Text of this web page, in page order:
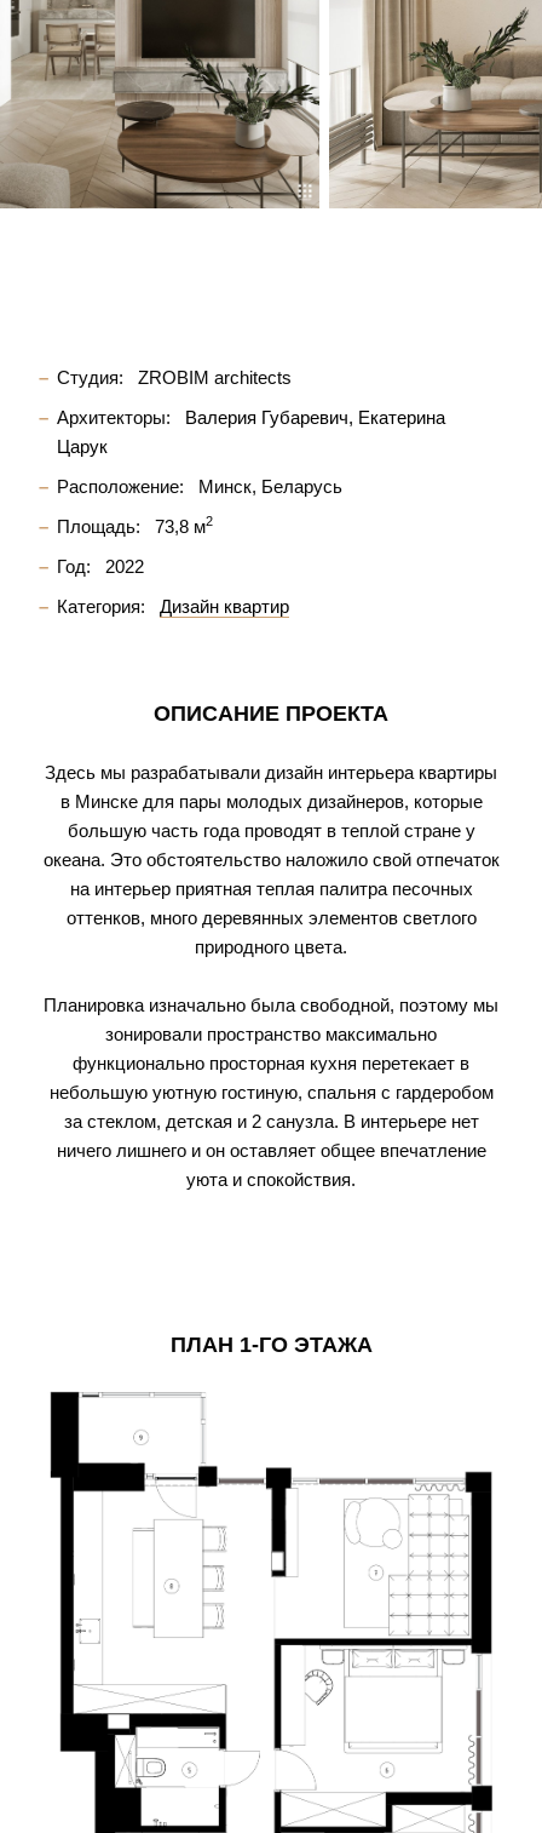
Студия:
ZROBIM architects
Архитекторы:
Валерия Губаревич Екатерина
Царук
Расположение:
Минск, Беларусь
Площадь:
73,8 м2
Год:
2022
Категория:
Дизайн квартир
ОПИСАНИЕ ПРОЕКТА
Здесь мы разрабатывали дизайн интерьера квартиры
в Минске для пары молодых дизайнеров, которые
большую часть года проводят в теплой стране у
океана. Это обстоятельство наложило свой отпечаток
на интерьер приятная теплая палитра песочных
оттенков, много деревянных элементов светлого
природного цвета.
Планировка изначально была свободной, поэтому мы
зонировали пространство максимально
функционально просторная кухня перетекает в
небольшую уютную гостиную, спальня с гардеробом
за стеклом, детская и 2 санузла. В интерьере нет
ничего лишнего и он оставляет общее впечатление
уюта и спокойствия.
ПЛАН 1-ГО ЭТАЖА